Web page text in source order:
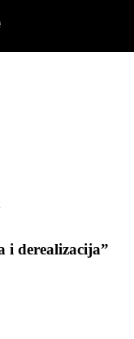
i derealizacija”